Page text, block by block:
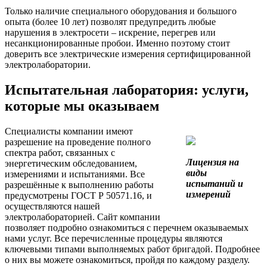
Только наличие специального оборудования и большого
опыта (более 10 лет) позволят предупредить любые
нарушения в электросети – искрение, перегрев или
несанкционированные пробои. Именно поэтому стоит
доверить все электрические измерения сертифицированной
электролаборатории.
Испытательная лаборатория: услуги,
которые мы оказываем
Лицензия на
виды
испытаний и
измерений
Специалисты компании имеют
разрешение на проведение полного
спектра работ, связанных с
энергетическим обследованием,
измерениями и испытаниями. Все
разрешённые к выполнению работы
предусмотрены ГОСТ Р 50571.16, и
осуществляются нашей
электролабораторией. Сайт компании
позволяет подробно ознакомиться с перечнем оказываемых
нами услуг. Все перечисленные процедуры являются
ключевыми типами выполняемых работ бригадой. Подробнее
о них вы можете ознакомиться, пройдя по каждому разделу.